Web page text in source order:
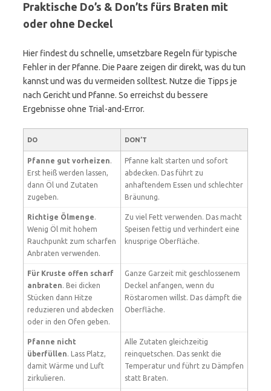
Praktische Do’s & Don’ts fürs Braten mit
oder ohne Deckel
Hier findest du schnelle, umsetzbare Regeln für typische
Fehler in der Pfanne. Die Paare zeigen dir direkt, was du tun
kannst und was du vermeiden solltest. Nutze die Tipps je
nach Gericht und Pfanne. So erreichst du bessere
Ergebnisse ohne Trial-and-Error.
DO DON’T
Pfanne gut vorheizen.
Erst heiß werden lassen,
dann Öl und Zutaten
zugeben.
Pfanne kalt starten und sofort
abdecken. Das führt zu
anhaftendem Essen und schlechter
Bräunung.
Richtige Ölmenge.
Wenig Öl mit hohem
Rauchpunkt zum scharfen
Anbraten verwenden.
Zu viel Fett verwenden. Das macht
Speisen fettig und verhindert eine
knusprige Oberfläche.
Für Kruste offen scharf
anbraten. Bei dicken
Stücken dann Hitze
reduzieren und abdecken
oder in den Ofen geben.
Ganze Garzeit mit geschlossenem
Deckel anfangen, wenn du
Röstaromen willst. Das dämpft die
Oberfläche.
Pfanne nicht
überfüllen. Lass Platz,
damit Wärme und Luft
zirkulieren.
Alle Zutaten gleichzeitig
reinquetschen. Das senkt die
Temperatur und führt zu Dämpfen
statt Braten.